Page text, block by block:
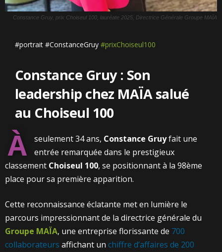
Constance Gruy, prix Choiseul 100, lauréate 2025, Directrice Générale Groupe MAÏA
#portrait #ConstanceGruy #prixChoiseul100
Constance Gruy : Son
leadership chez MAÏA salué
au Choiseul 100
À seulement 34 ans, Constance Gruyfait une
entrée remarquée dans le prestigieux
classement Choiseul 100, se positionnant à la 98ème
place pour sa première apparition.
Cette reconnaissance éclatante met en lumière le
parcours impressionnant de la directrice générale du
Groupe MAÏA, une entreprise florissante de 700
collaborateurs affichant un chiffre d’affaires de 200